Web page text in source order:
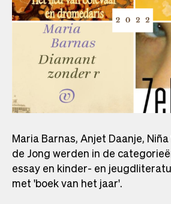
Maria Barnas, Anjet Daanje,
de Jong werden in de
essay en kinder- en
met 'boek van het jaar'.